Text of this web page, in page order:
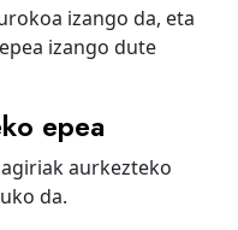
izango da, eta
izango dute
epea
aurkezteko
da.